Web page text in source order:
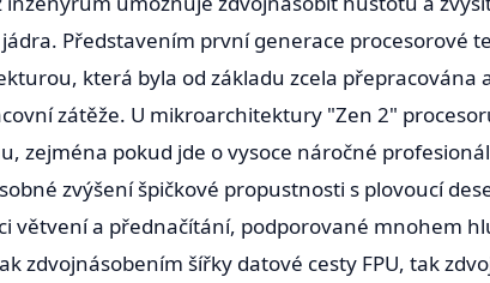
Představením první generace procesorové
která byla od základu zcela
zátěže. U mikroarchitektury "Zen 2"
zejména pokud jde o vysoce náročné
zvýšení špičkové propustnosti s plovoucí
větvení a přednačítání, podporované mnohem
zdvojnásobením šířky datové cesty FPU, tak